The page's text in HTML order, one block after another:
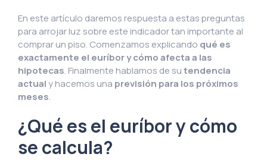
En este artículo daremos respuesta a estas preguntas
para arrojar luz sobre este indicador tan importante al
comprar un piso. Comenzamos explicando qué es
exactamente el euríbor y cómo afecta a las
hipotecas. Finalmente hablamos de sutendencia
actualy hacemos una previsión para los próximos
meses.
¿Qué es el euríbor y cómo
se calcula?